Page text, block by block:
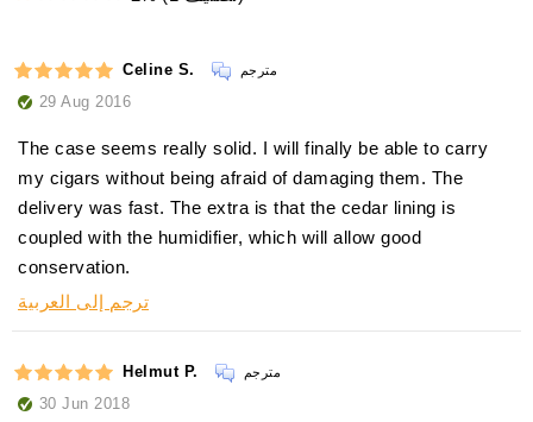
Celine S. مترجم
29 Aug 2016
The case seems really solid. I will finally be able to carry
my cigars without being afraid of damaging them. The
delivery was fast. The extra is that the cedar lining is
coupled with the humidifier, which will allow good
conservation.
ترجم إلى العربية
Helmut P. مترجم
30 Jun 2018